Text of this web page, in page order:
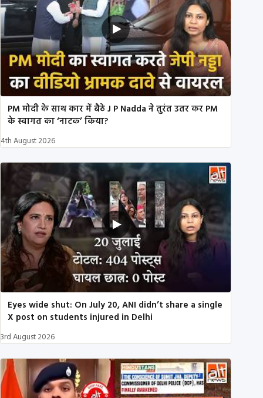
PM मोदी के साथ कार में बैठे J P Nadda ने तुरंत उतर कर PM
के स्वागत का ‘नाटक’ किया?
4th August 2026
Eyes wide shut: On July 20, ANI didn’t share a single
X post on students injured in Delhi
3rd August 2026